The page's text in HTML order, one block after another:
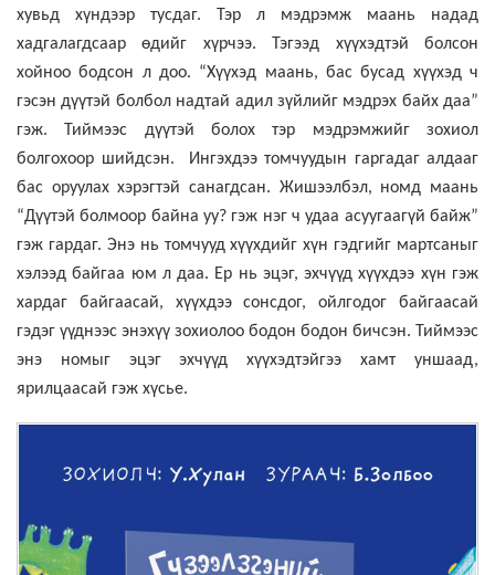
хувьд хүндээр тусдаг. Тэр л мэдрэмж маань надад
хадгалагдсаар өдийг хүрчээ. Тэгээд хүүхэдтэй болсон
хойноо бодсон л доо. “Хүүхэд маань, бас бусад хүүхэд ч
гэсэн дүүтэй болбол надтай адил зүйлийг мэдрэх байх даа”
гэж. Тиймээс дүүтэй болох тэр мэдрэмжийг зохиол
болгохоор шийдсэн. Ингэхдээ томчуудын гаргадаг алдааг
бас оруулах хэрэгтэй санагдсан. Жишээлбэл, номд маань
“Дүүтэй болмоор байна уу? гэж нэг ч удаа асуугаагүй байж”
гэж гардаг. Энэ нь томчууд хүүхдийг хүн гэдгийг мартсаныг
хэлээд байгаа юм л даа. Ер нь эцэг, эхчүүд хүүхдээ хүн гэж
хардаг байгаасай, хүүхдээ сонсдог, ойлгодог байгаасай
гэдэг үүднээс энэхүү зохиолоо бодон бодон бичсэн. Тиймээс
энэ номыг эцэг эхчүүд хүүхэдтэйгээ хамт уншаад,
ярилцаасай гэж хүсье.